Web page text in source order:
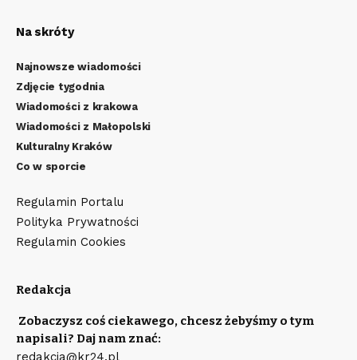
Na skróty
Najnowsze wiadomości
Zdjęcie tygodnia
Wiadomości z krakowa
Wiadomości z Małopolski
Kulturalny Kraków
Co w sporcie
Regulamin Portalu
Polityka Prywatności
Regulamin Cookies
Redakcja
Zobaczysz coś ciekawego, chcesz żebyśmy o tym
napisali? Daj nam znać:
redakcja@kr24.pl